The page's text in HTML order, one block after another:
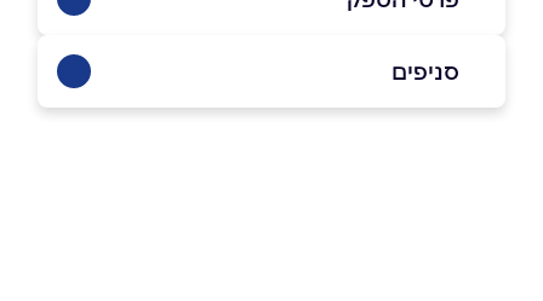
סניפים